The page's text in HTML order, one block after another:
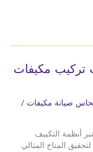
مكيفات
صيانة مكيفات /
أنظمة التكييف
المناخ المثالي